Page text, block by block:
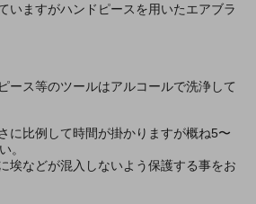
いますがハンドピースを用いたエアブラ
ース等のツールはアルコールで洗浄して
に比例して時間が掛かりますが概ね5〜
。
埃などが混入しないよう保護する事をお